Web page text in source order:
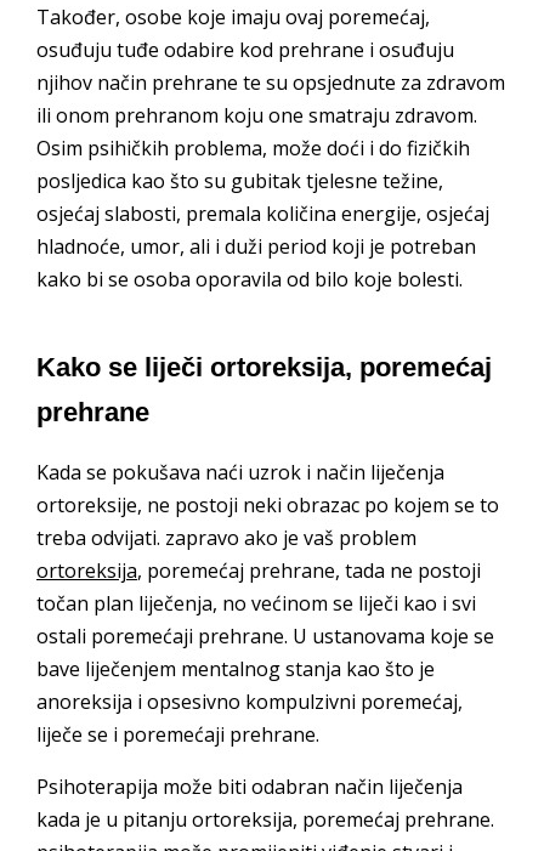
Također, osobe koje imaju ovaj poremećaj,
osuđuju tuđe odabire kod prehrane i osuđuju
njihov način prehrane te su opsjednute za zdravom
ili onom prehranom koju one smatraju zdravom.
Osim psihičkih problema, može doći i do fizičkih
posljedica kao što su gubitak tjelesne težine,
osjećaj slabosti, premala količina energije, osjećaj
hladnoće, umor, ali i duži period koji je potreban
kako bi se osoba oporavila od bilo koje bolesti.
Kako se liječi ortoreksija, poremećaj
prehrane
Kada se pokušava naći uzrok i način liječenja
ortoreksije, ne postoji neki obrazac po kojem se to
treba odvijati. zapravo ako je vaš problem
ortoreksija, poremećaj prehrane, tada ne postoji
točan plan liječenja, no većinom se liječi kao i svi
ostali poremećaji prehrane. U ustanovama koje se
bave liječenjem mentalnog stanja kao što je
anoreksija i opsesivno kompulzivni poremećaj,
liječe se i poremećaji prehrane.
Psihoterapija može biti odabran način liječenja
kada je u pitanju ortoreksija, poremećaj prehrane.